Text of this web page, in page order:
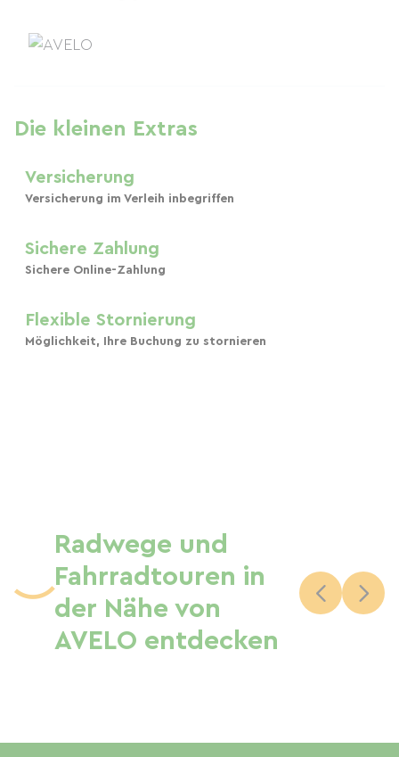
Die kleinen Extras
Versicherung
Versicherung im Verleih inbegriffen
Sichere Zahlung
Sichere Online-Zahlung
Flexible Stornierung
Möglichkeit, Ihre Buchung zu stornieren
Radwege und
Fahrradtouren in
der Nähe von
AVELO entdecken